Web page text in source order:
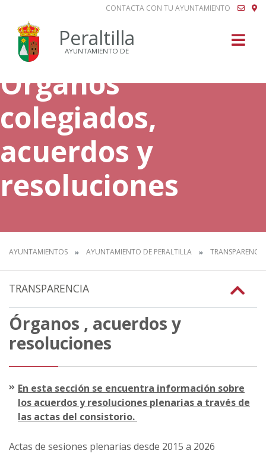
CONTACTA CON TU AYUNTAMIENTO
Peraltilla
AYUNTAMIENTO DE
Órganos
colegiados,
acuerdos y
resoluciones
AYUNTAMIENTOS AYUNTAMIENTO DE PERALTILLA TRANSPARENCIA
TRANSPARENCIA
Órganos , acuerdos y
resoluciones
En esta sección se encuentra información sobre
los acuerdos y resoluciones plenarias a través de
las actas del consistorio.
Actas de sesiones plenarias desde 2015 a 2026